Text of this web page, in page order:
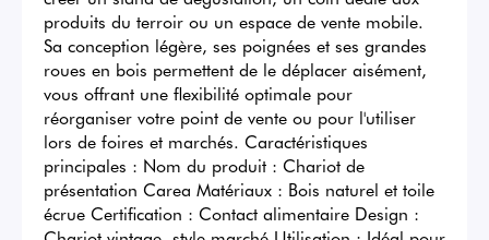
produits du terroir ou un espace de vente mobile.
Sa conception légère, ses poignées et ses grandes
roues en bois permettent de le déplacer aisément,
vous offrant une flexibilité optimale pour
réorganiser votre point de vente ou pour l'utiliser
lors de foires et marchés. Caractéristiques
principales : Nom du produit : Chariot de
présentation Carea Matériaux : Bois naturel et toile
écrue Certification : Contact alimentaire Design :